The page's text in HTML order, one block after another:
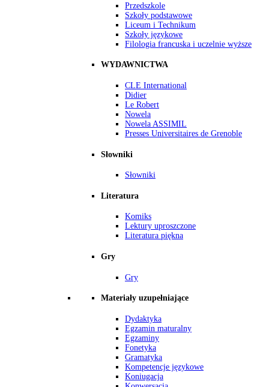
Przedszkole
Szkoły podstawowe
Liceum i Technikum
Szkoły językowe
Filologia francuska i uczelnie wyższe
WYDAWNICTWA
CLE International
Didier
Le Robert
Nowela
Nowela ASSIMIL
Presses Universitaires de Grenoble
Słowniki
Słowniki
Literatura
Komiks
Lektury uproszczone
Literatura piękna
Gry
Gry
Materiały uzupełniające
Dydaktyka
Egzamin maturalny
Egzaminy
Fonetyka
Gramatyka
Kompetencje językowe
Koniugacja